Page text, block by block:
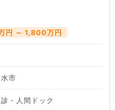
円 ～ 1,800万円
市
・人間ドック